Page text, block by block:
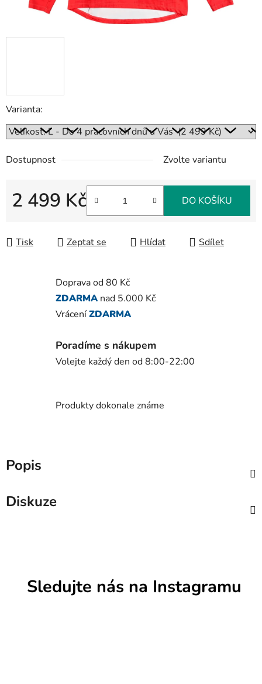
Varianta:
Dostupnost Zvolte variantu
2 499 Kč DO KOŠÍKU
Tisk Zeptat se Hlídat Sdílet
Doprava od 80 Kč
ZDARMA nad 5.000 Kč
VráceníZDARMA
Poradíme s nákupem
Volejte každý den od 8:00-22:00
Produkty dokonale známe
Popis
Diskuze
Sledujte nás na Instagramu